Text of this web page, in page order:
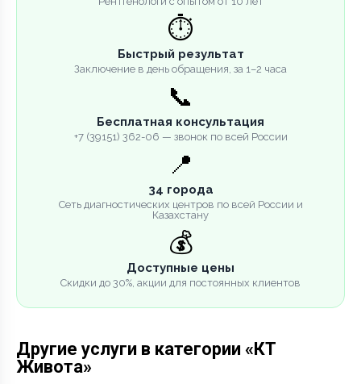
⏱️
Быстрый результат
Заключение в день обращения, за 1–2 часа
📞
Бесплатная консультация
+7 (39151) 362-06 — звонок по всей России
📍
34 города
Сеть диагностических центров по всей России и
Казахстану
💰
Доступные цены
Скидки до 30%, акции для постоянных клиентов
Другие услуги в категории «КТ
Живота»